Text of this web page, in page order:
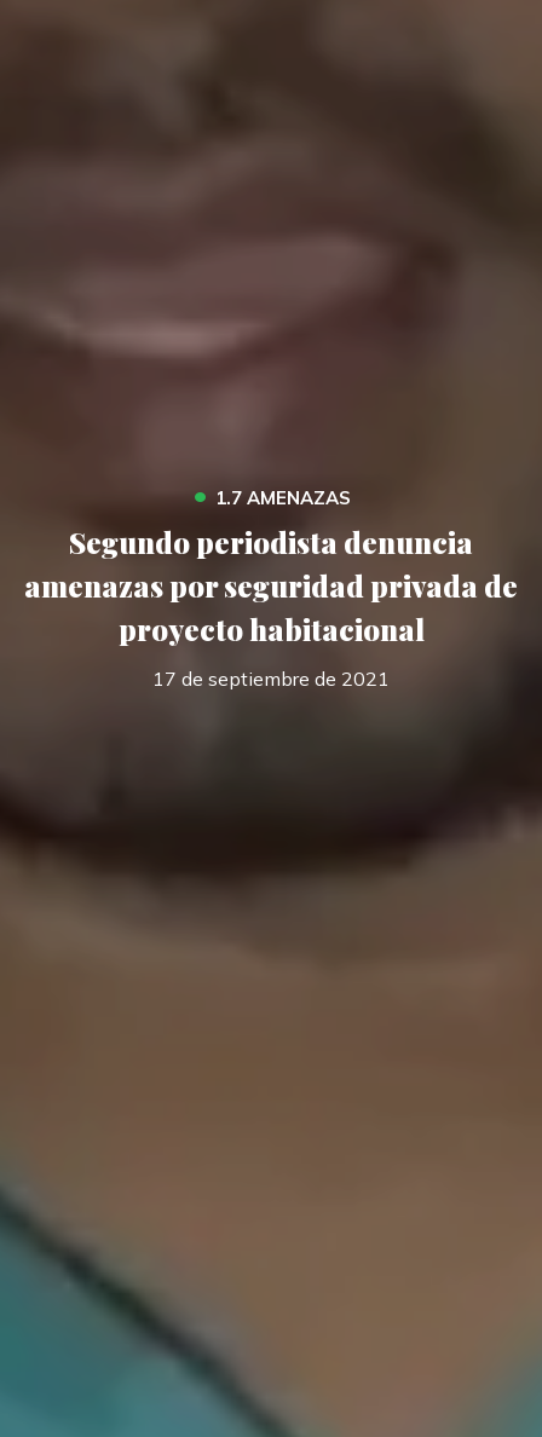
• 1.7 AMENAZAS
Segundo periodista denuncia
amenazas por seguridad privada de
proyecto habitacional
17 de septiembre de 2021